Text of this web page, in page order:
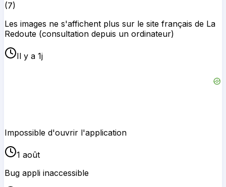
(7)
Les images ne s'affichent plus sur le site français de La
Redoute (consultation depuis un ordinateur)
Il y a 1j
Impossible d'ouvrir l'application
1 août
Bug appli inaccessible